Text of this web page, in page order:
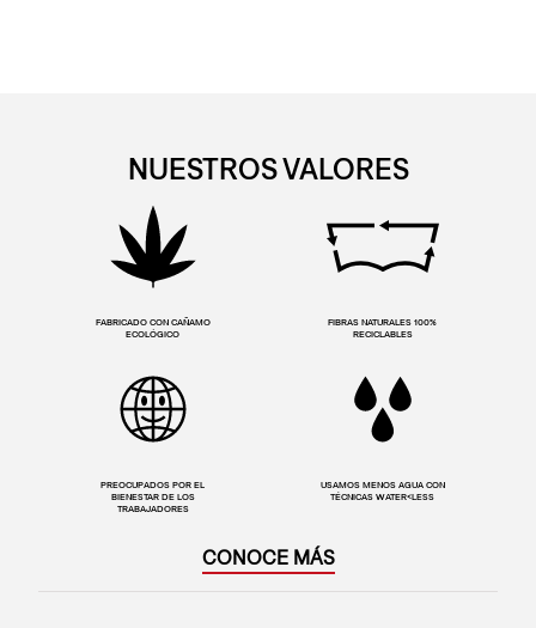
NUESTROS VALORES
FABRICADO CON CAÑAMO
ECOLÓGICO
FIBRAS NATURALES 100%
RECICLABLES
PREOCUPADOS POR EL
BIENESTAR DE LOS
TRABAJADORES
USAMOS MENOS AGUA CON
TÉCNICAS WATER<LESS
CONOCE MÁS